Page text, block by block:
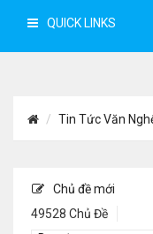
QUICK LINKS
Tin Tức Văn
Chủ đề mới
49528 Chủ Đề